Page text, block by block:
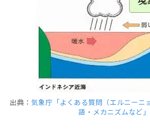
出典： 気象庁「よくある質問（エルニーニ
語・メカニズムなど」